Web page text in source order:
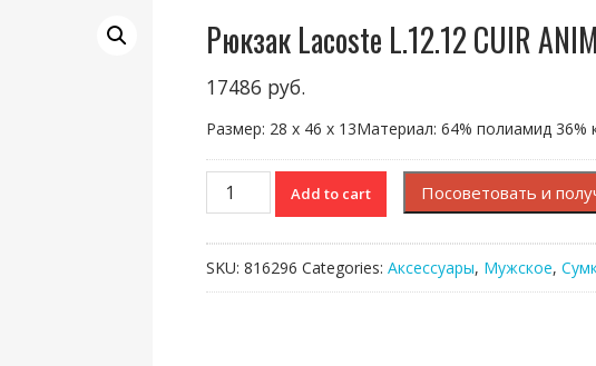
Рюкзак Lacoste L.12.12 CUIR
17486 руб.
Размер: 28 x 46 x 13Материал: 64% полиамид 36%
Рюкзак
Lacoste
ANIMATION
Add to cart Посоветовать и
SKU: 816296 Categories: Аксессуары, Мужское,